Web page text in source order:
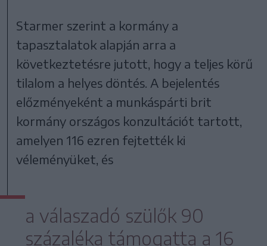
Starmer szerint a kormány a
tapasztalatok alapján arra a
következtetésre jutott, hogy a teljes körű
tilalom a helyes döntés. A bejelentés
előzményeként a munkáspárti brit
kormány országos konzultációt tartott,
amelyen 116 ezren fejtették ki
véleményüket, és
a válaszadó szülők 90
százaléka támogatta a 16